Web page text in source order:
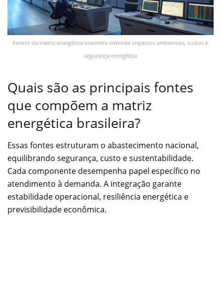
Fontes da matriz energética brasileira entenda impactos ambientais, custos e
segurança energética
Quais são as principais fontes
que compõem a matriz
energética brasileira?
Essas fontes estruturam o abastecimento nacional,
equilibrando segurança, custo e sustentabilidade.
Cada componente desempenha papel específico no
atendimento à demanda. A integração garante
estabilidade operacional, resiliência energética e
previsibilidade econômica.